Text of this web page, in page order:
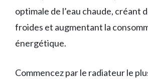
optimale de l’eau chaude, créant
froides et augmentant la
énergétique.
Commencez par le radiateur le